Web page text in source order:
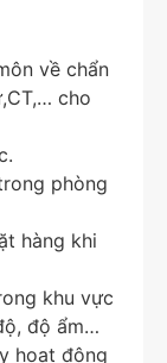
về chẩn
cho
phòng
hàng khi
khu vực
độ ẩm…
hoạt động